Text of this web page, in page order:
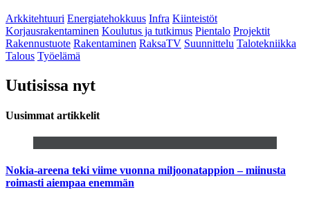
Arkkitehtuuri Energiatehokkuus Infra Kiinteistöt
Korjausrakentaminen Koulutus ja tutkimus Pientalo Projektit
Rakennustuote Rakentaminen RaksaTV Suunnittelu Talotekniikka
Talous Työelämä
Uutisissa nyt
Uusimmat artikkelit
Nokia-areena teki viime vuonna miljoonatappion – miinusta
roimasti aiempaa enemmän